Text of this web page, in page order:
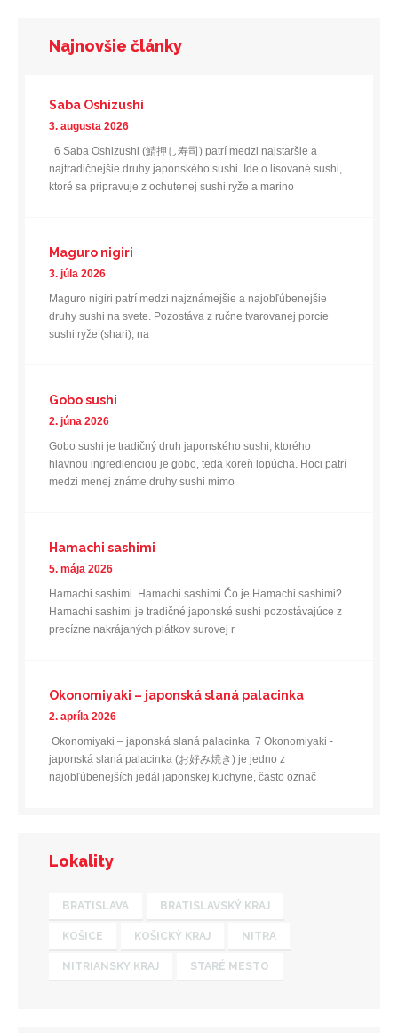
Najnovšie články
Saba Oshizushi
3. augusta 2026
6 Saba Oshizushi (鯖押し寿司) patrí medzi najstaršie a
najtradičnejšie druhy japonského sushi. Ide o lisované sushi,
ktoré sa pripravuje z ochutenej sushi ryže a marino
Maguro nigiri
3. júla 2026
Maguro nigiri patrí medzi najznámejšie a najobľúbenejšie
druhy sushi na svete. Pozostáva z ručne tvarovanej porcie
sushi ryže (shari), na
Gobo sushi
2. júna 2026
Gobo sushi je tradičný druh japonského sushi, ktorého
hlavnou ingredienciou je gobo, teda koreň lopúcha. Hoci patrí
medzi menej známe druhy sushi mimo
Hamachi sashimi
5. mája 2026
Hamachi sashimi Hamachi sashimi Čo je Hamachi sashimi?
Hamachi sashimi je tradičné japonské sushi pozostávajúce z
precízne nakrájaných plátkov surovej r
Okonomiyaki – japonská slaná palacinka
2. apríla 2026
Okonomiyaki – japonská slaná palacinka 7 Okonomiyaki -
japonská slaná palacinka (お好み焼き) je jedno z
najobľúbenejších jedál japonskej kuchyne, často označ
Lokality
BRATISLAVA BRATISLAVSKÝ KRAJ
KOŠICE KOŠICKÝ KRAJ NITRA
NITRIANSKY KRAJ STARÉ MESTO